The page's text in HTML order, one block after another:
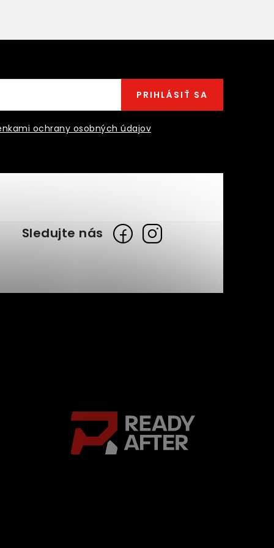
ochrany osobných údajov
PRIHLÁSIŤ SA